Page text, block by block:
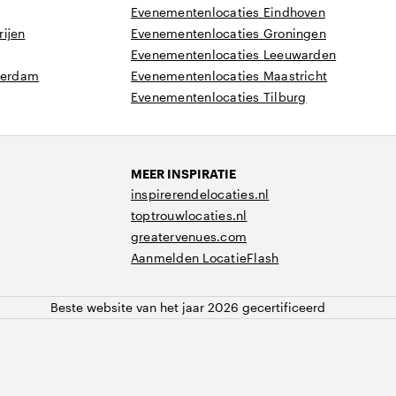
Evenementenlocaties Eindhoven
Evenementenlocaties Groningen
Evenementenlocaties Leeuwarden
Evenementenlocaties Maastricht
Evenementenlocaties Tilburg
MEER INSPIRATIE
inspirerendelocaties.nl
toptrouwlocaties.nl
greatervenues.com
Aanmelden LocatieFlash
Beste website van het jaar 2026 gecertificeerd